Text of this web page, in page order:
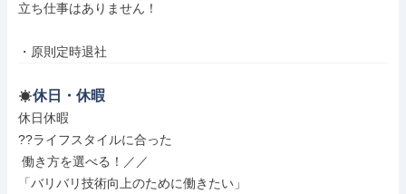
立ち仕事はありません！
・原則定時退社
休日・休暇
休日休暇
??ライフスタイルに合った
「バリバリ技術向上のために働きたい」